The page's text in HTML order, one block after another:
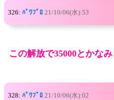
326: ﾊﾟﾜﾌﾟﾛ 21/10/06(水):53
この解放で35000とかな
328: ﾊﾟﾜﾌﾟﾛ 21/10/06(水):02